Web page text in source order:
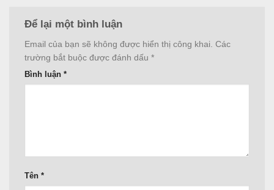
Để lại một bình luận
Email của bạn sẽ không được hiển thị công khai. Các
trường bắt buộc được đánh dấu *
Bình luận *
Tên *